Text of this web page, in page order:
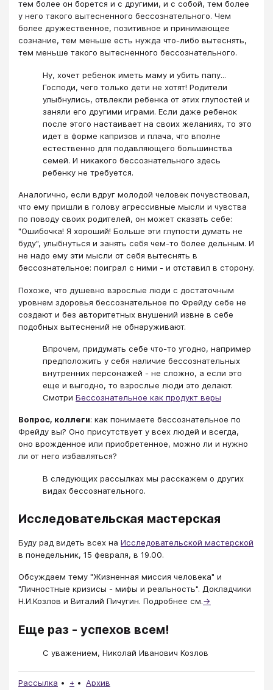
тем более он борется и с другими, и с собой, тем более
у него такого вытесненного бессознательного. Чем
более дружественное, позитивное и принимающее
сознание, тем меньше есть нужда что-либо вытеснять,
тем меньше такого вытесненного бессознательного.
Ну, хочет ребенок иметь маму и убить папу...
Господи, чего только дети не хотят! Родители
улыбнулись, отвлекли ребенка от этих глупостей и
заняли его другими играми. Если даже ребенок
после этого настаивает на своих желаниях, то это
идет в форме капризов и плача, что вполне
естественно для подавляющего большинства
семей. И никакого бессознательного здесь
ребенку не требуется.
Аналогично, если вдруг молодой человек почувствовал,
что ему пришли в голову агрессивные мысли и чувства
по поводу своих родителей, он может сказать себе:
"Ошибочка! Я хороший! Больше эти глупости думать не
буду", улыбнуться и занять себя чем-то более дельным. И
не надо ему эти мысли от себя вытеснять в
бессознательное: поиграл с ними - и отставил в сторону.
Похоже, что душевно взрослые люди с достаточным
уровнем здоровья бессознательное по Фрейду себе не
создают и без авторитетных внушений извне в себе
подобных вытеснений не обнаруживают.
Впрочем, придумать себе что-то угодно, например
предположить у себя наличие бессознательных
внутренних персонажей - не сложно, а если это
еще и выгодно, то взрослые люди это делают.
Смотри Бессознательное как продукт веры
Вопрос, коллеги: как понимаете бессознательное по
Фрейду вы? Оно присутствует у всех людей и всегда,
оно врожденное или приобретенное, можно ли и нужно
ли от него избавляться?
В следующих рассылках мы расскажем о других
видах бессознательного.
Исследовательская мастерская
Буду рад видеть всех на Исследовательской мастерской
в понедельник, 15 февраля, в 19.00.
Обсуждаем тему "Жизненная миссия человека" и
"Личностные кризисы - мифы и реальность". Докладчики
Н.И.Козлов и Виталий Пичугин. Подробнее см.→
Еще раз - успехов всем!
С уважением, Николай Иванович Козлов
Рассылка + Архив